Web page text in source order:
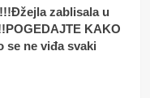
zablisala u
KAKO
se ne viđa svaki